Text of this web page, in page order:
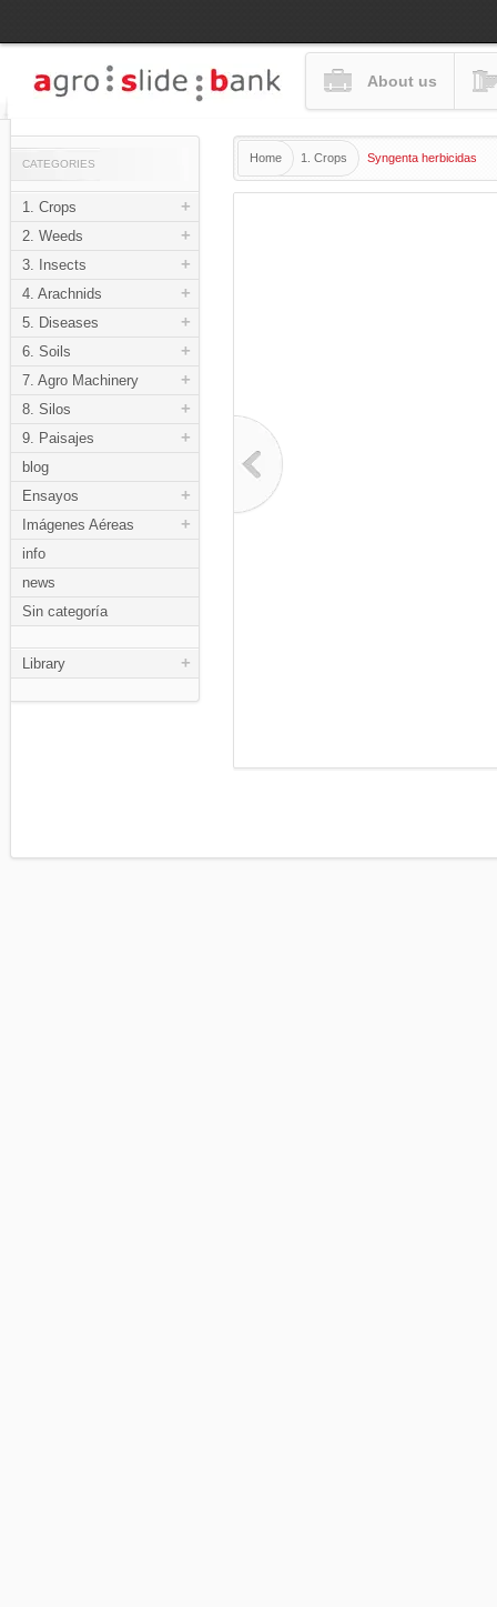
About us
CATEGORIES
1. Crops +
2. Weeds +
3. Insects +
4. Arachnids +
5. Diseases +
6. Soils +
7. Agro Machinery +
8. Silos +
9. Paisajes +
blog
Ensayos
+
Imágenes Aéreas +
info
news
Sin categoría
Library +
Home 1. Crops Syngenta herbicidas